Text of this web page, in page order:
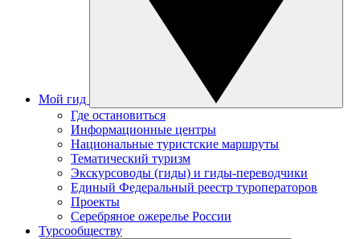
Мой гид
Где остановиться
Информационные центры
Национальные туристские маршруты
Тематический туризм
Экскурсоводы (гиды) и гиды-переводчики
Единый Федеральный реестр туроператоров
Проекты
Серебряное ожерелье России
Турсообществу